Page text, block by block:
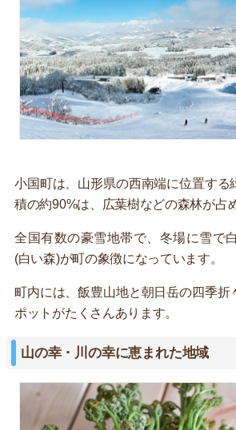
小国町は、山形県の西南端に位置する
積の約90%は、広葉樹などの森林が占
全国有数の豪雪地帯で、冬場に雪で
(白い森)が町の象徴になっています。
町内には、飯豊山地と朝日岳の四季折
ポットがたくさんあります。
山の幸・川の幸に恵まれた地域